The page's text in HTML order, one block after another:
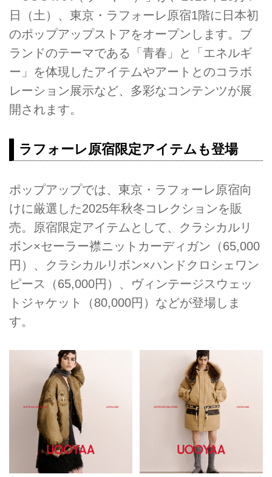
日（土）、東京・ラフォーレ原宿1階に日本初
のポップアップストアをオープンします。ブ
ランドのテーマである「青春」と「エネルギ
ー」を体現したアイテムやアートとのコラボ
レーション展示など、多彩なコンテンツが展
開されます。
ラフォーレ原宿限定アイテムも登場
ポップアップでは、東京・ラフォーレ原宿向
けに厳選した2025年秋冬コレクションを販
売。原宿限定アイテムとして、クラシカルリ
ボン×セーラー襟ニットカーディガン（65,000
円）、クラシカルリボン×ハンドクロシェワン
ピース（65,000円）、ヴィンテージスウェッ
トジャケット（80,000円）などが登場しま
す。